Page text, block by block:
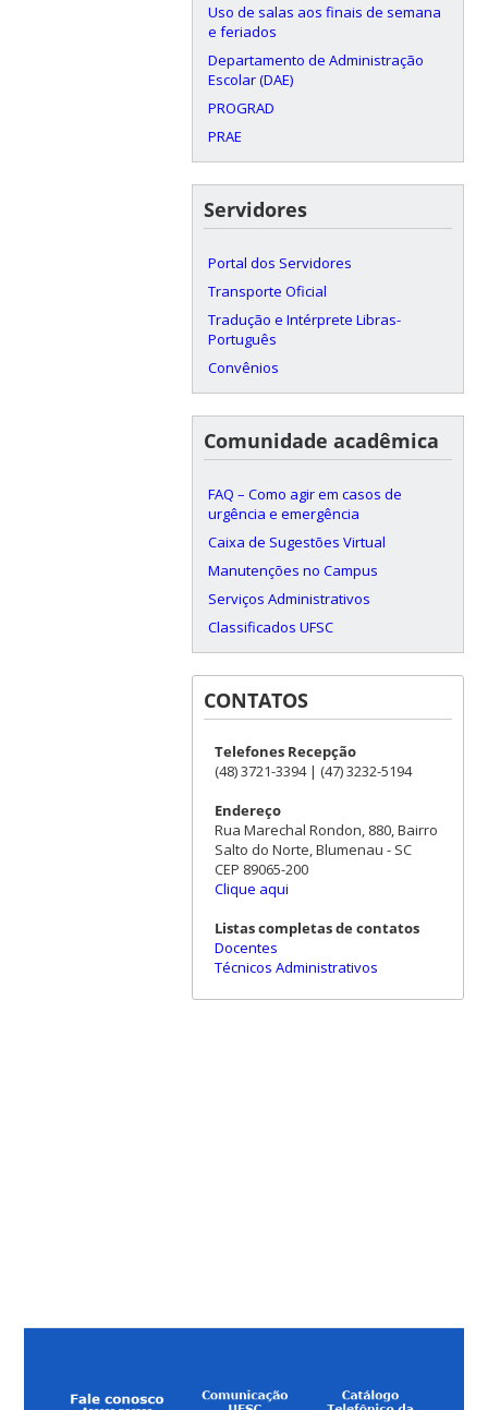
Uso de salas aos finais de semana
e feriados
Departamento de Administração
Escolar (DAE)
PROGRAD
PRAE
Servidores
Portal dos Servidores
Transporte Oficial
Tradução e Intérprete Libras-
Português
Convênios
Comunidade acadêmica
FAQ – Como agir em casos de
urgência e emergência
Caixa de Sugestões Virtual
Manutenções no Campus
Serviços Administrativos
Classificados UFSC
CONTATOS
Telefones Recepção
(48) 3721-3394 | (47) 3232-5194
Endereço
Rua Marechal Rondon, 880, Bairro
Salto do Norte, Blumenau - SC
CEP 89065-200
Clique aqui
Listas completas de contatos
Docentes
Técnicos Administrativos